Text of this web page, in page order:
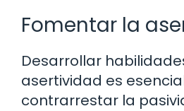
Fomentar la
Desarrollar
asertividad es
contrarrestar la